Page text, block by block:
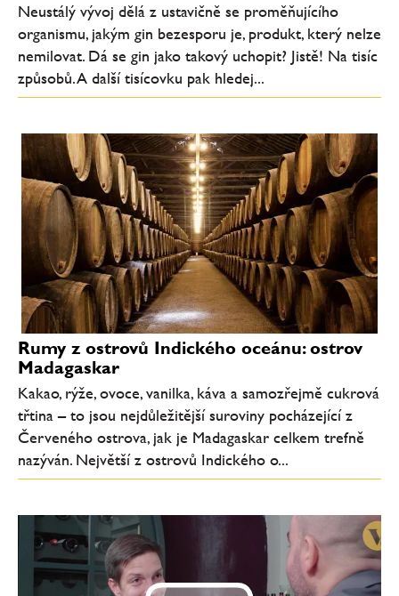
Neustálý vývoj dělá z ustavičně se proměňujícího
organismu, jakým gin bezesporu je, produkt, který nelze
nemilovat. Dá se gin jako takový uchopit? Jistě! Na tisíc
způsobů. A další tisícovku pak hledej...
Rumy z ostrovů Indického oceánu: ostrov
Madagaskar
Kakao, rýže, ovoce, vanilka, káva a samozřejmě cukrová
třtina – to jsou nejdůležitější suroviny pocházející z
Červeného ostrova, jak je Madagaskar celkem trefně
nazýván. Největší z ostrovů Indického o...